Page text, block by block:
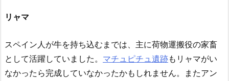
リャマ
スペイン人が牛を持ち込むまでは、主に荷物運搬役の家畜
として活躍していました。 マチュピチュ遺跡もリャマがい
なかったら完成していなかったかもしれません。またアン